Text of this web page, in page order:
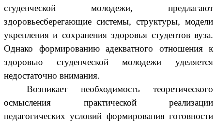
студенческой молодежи, предлагают
здоровьесберегающие системы, структуры, модели
укрепления и сохранения здоровья студентов вуза.
Однако формированию адекватного отношения к
здоровью студенческой молодежи уделяется
недостаточно внимания.
Возникает необходимость теоретического
осмысления практической реализации
педагогических условий формирования готовности